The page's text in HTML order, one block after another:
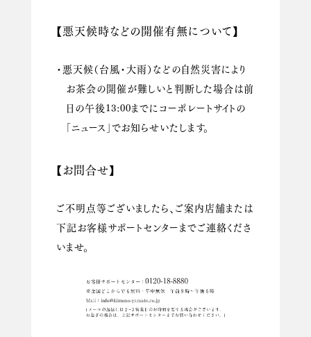
【悪天候時などの開催有無について】
・悪天候（台風・大雨）などの自然災害により
お茶会の開催が難しいと判断した場合は前
日の午後13:00までにコーポレートサイトの
「ニュース」でお知らせいたします。
【お問合せ】
ご不明点等ございましたら、ご案内店舗または
下記お客様サポートセンターまでご連絡くださ
いませ。